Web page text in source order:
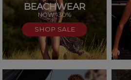
BEACHWEAR
NOW -30%
SHOP SALE